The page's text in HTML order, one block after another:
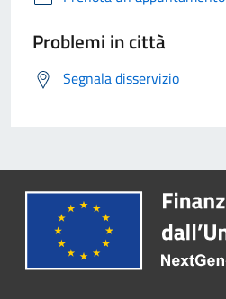
Problemi in città
Segnala disservizio